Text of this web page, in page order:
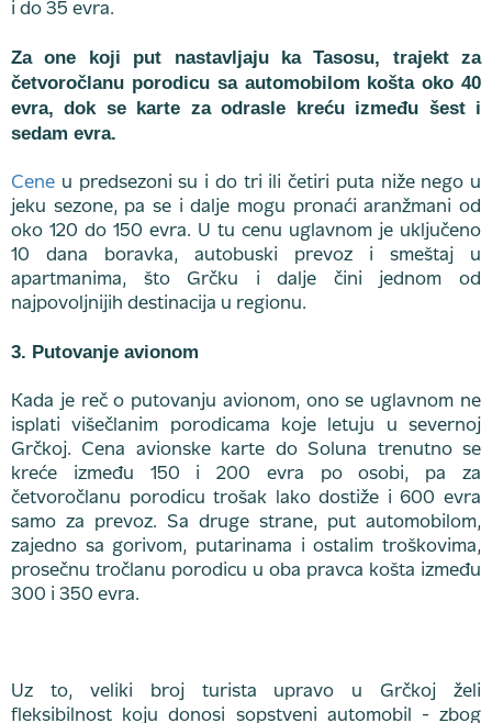
i do 35 evra.
Za one koji put nastavljaju ka Tasosu, trajekt za
četvoročlanu porodicu sa automobilom košta oko 40
evra, dok se karte za odrasle kreću između šest i
sedam evra.
Cene u predsezoni su i do tri ili četiri puta niže nego u
jeku sezone, pa se i dalje mogu pronaći aranžmani od
oko 120 do 150 evra. U tu cenu uglavnom je uključeno
10 dana boravka, autobuski prevoz i smeštaj u
apartmanima, što Grčku i dalje čini jednom od
najpovoljnijih destinacija u regionu.
3. Putovanje avionom
Kada je reč o putovanju avionom, ono se uglavnom ne
isplati višečlanim porodicama koje letuju u severnoj
Grčkoj. Cena avionske karte do Soluna trenutno se
kreće između 150 i 200 evra po osobi, pa za
četvoročlanu porodicu trošak lako dostiže i 600 evra
samo za prevoz. Sa druge strane, put automobilom,
zajedno sa gorivom, putarinama i ostalim troškovima,
prosečnu tročlanu porodicu u oba pravca košta između
300 i 350 evra.
Uz to, veliki broj turista upravo u Grčkoj želi
fleksibilnost koju donosi sopstveni automobil - zbog